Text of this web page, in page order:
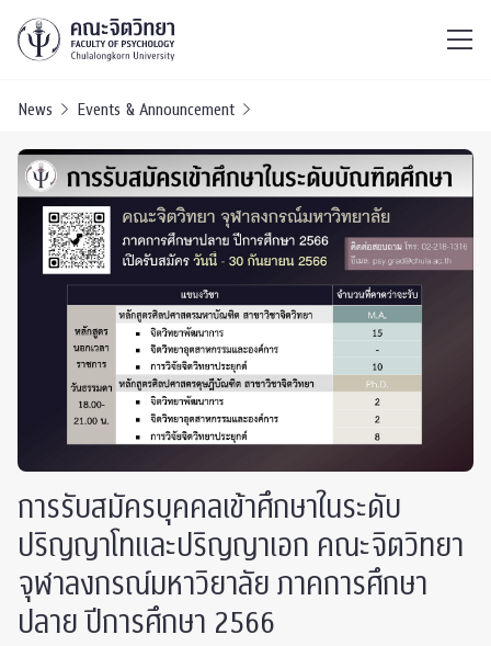
News Events & Announcement
การรับสมัครบุคคลเข้าศึกษาในระดับ
ปริญญาโทและปริญญาเอก คณะจิตวิทยา
จุฬาลงกรณ์มหาวิยาลัย ภาคการศึกษา
ปลาย ปีการศึกษา 2566